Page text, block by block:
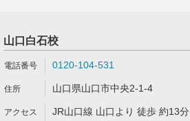
山口白石校
0120-104-531
山口県山口市中央2-1-4
JR山口線 山口より 徒歩 約13分